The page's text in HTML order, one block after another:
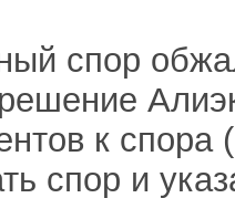
спор
к
спор и